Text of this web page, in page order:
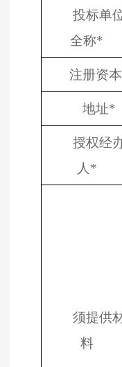
投标单
全称*
注册资本
地址*
授权经
人 *
须提供
料